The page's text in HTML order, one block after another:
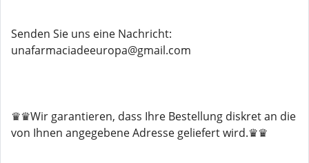
Senden Sie uns eine Nachricht:
unafarmaciadeeuropa@gmail.com
♛♛Wir garantieren, dass Ihre Bestellung diskret an die
von Ihnen angegebene Adresse geliefert wird.♛♛